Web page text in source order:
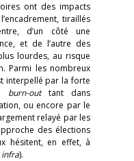
ont des impacts
tiraillés
d’un côté une
et de l’autre des
lourdes, au risque
Parmi les nombreux
interpellé par la forte
burn-outtant dans
ou encore par le
relayé par les
des élections
hésitent, en effet, à
infra).